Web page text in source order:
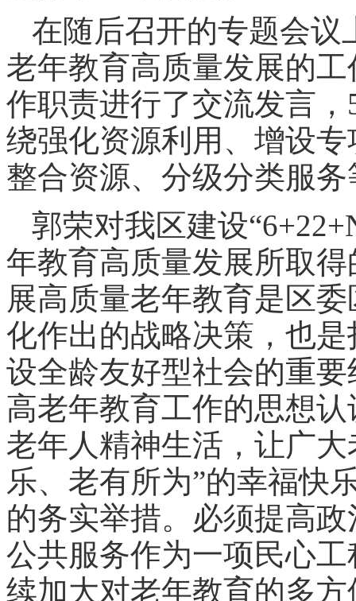
在随后召开的专题会议
老年教育高质量发展的
作职责进行了交流发言
绕强化资源利用、增设
整合资源、分级分类服
郭荣对我区建设
年教育高质量发展所取
展高质量老年教育是区
化作出的战略决策，也
设全龄友好型社会的重
高老年教育工作的思想
老年人精神生活，让广
乐、老有所为”的幸福快
的务实举措。必须提高
公共服务作为一项民心
续加大对老年教育的多